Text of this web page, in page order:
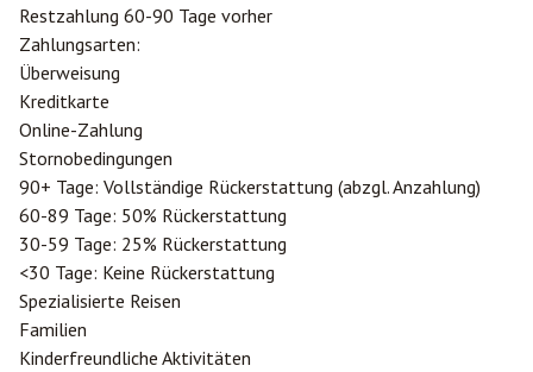
Restzahlung 60-90 Tage vorher
Zahlungsarten:
Überweisung
Kreditkarte
Online-Zahlung
Stornobedingungen
90+ Tage: Vollständige Rückerstattung (abzgl. Anzahlung)
60-89 Tage: 50% Rückerstattung
30-59 Tage: 25% Rückerstattung
<30 Tage: Keine Rückerstattung
Spezialisierte Reisen
Familien
Kinderfreundliche Aktivitäten